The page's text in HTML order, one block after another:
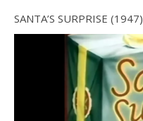
SANTA’S SURPRISE (1947)